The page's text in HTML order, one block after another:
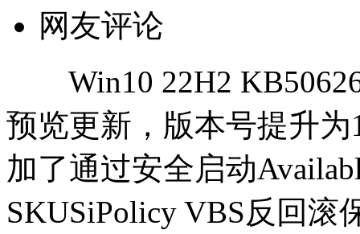
网友评论
Win10 22H2
预览更新，版本号提升为
加了通过安全启动
SKUSiPolicy VBS反回滚